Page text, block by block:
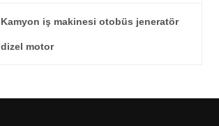
Kamyon iş makinesi otobüs jeneratör
dizel motor